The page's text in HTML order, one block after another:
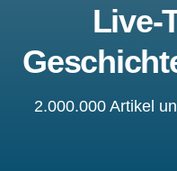
Live-
2.000.000 Artikel